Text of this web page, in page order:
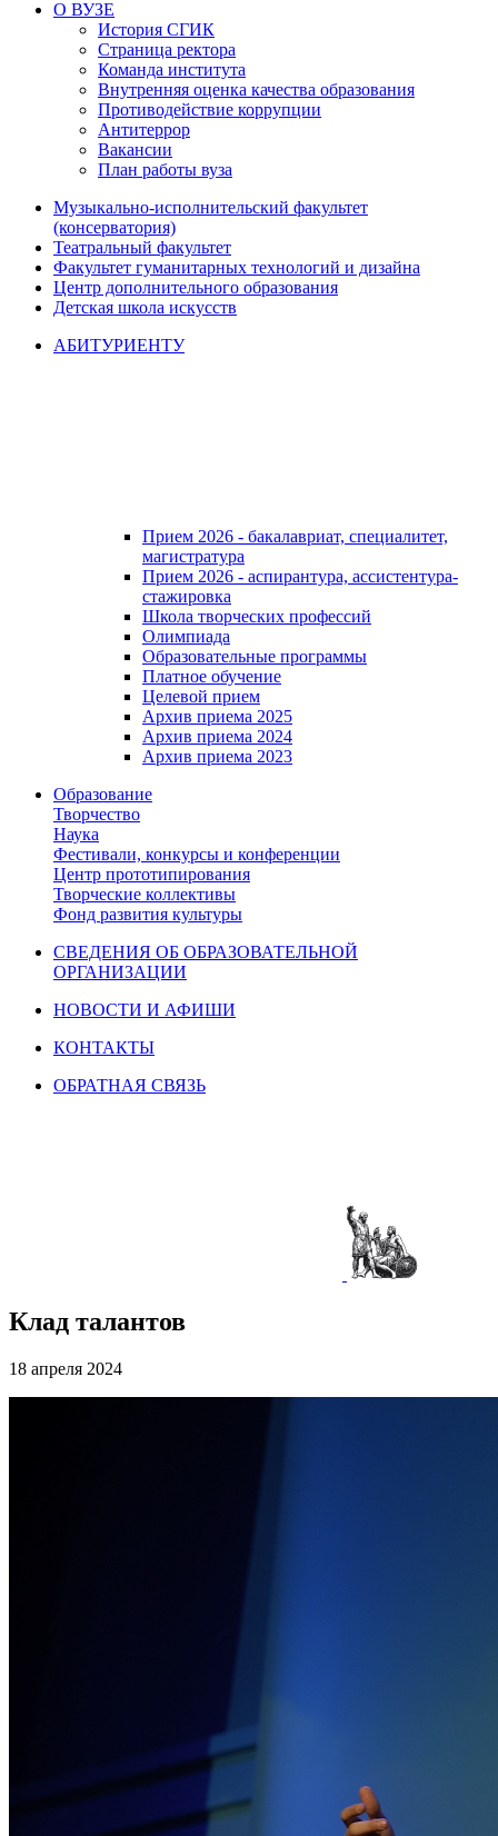
О ВУЗЕ
История СГИК
Страница ректора
Команда института
Внутренняя оценка качества образования
Противодействие коррупции
Антитеррор
Вакансии
План работы вуза
Музыкально-исполнительский факультет
(консерватория)
Театральный факультет
Факультет гуманитарных технологий и дизайна
Центр дополнительного образования
Детская школа искусств
АБИТУРИЕНТУ
Прием 2026 - бакалавриат, специалитет,
магистратура
Прием 2026 - аспирантура, ассистентура-
стажировка
Школа творческих профессий
Олимпиада
Образовательные программы
Платное обучение
Целевой прием
Архив приема 2025
Архив приема 2024
Архив приема 2023
Образование
Творчество
Наука
Фестивали, конкурсы и конференции
Центр прототипирования
Творческие коллективы
Фонд развития культуры
СВЕДЕНИЯ ОБ ОБРАЗОВАТЕЛЬНОЙ
ОРГАНИЗАЦИИ
НОВОСТИ И АФИШИ
КОНТАКТЫ
ОБРАТНАЯ СВЯЗЬ
Клад талантов
18 апреля 2024